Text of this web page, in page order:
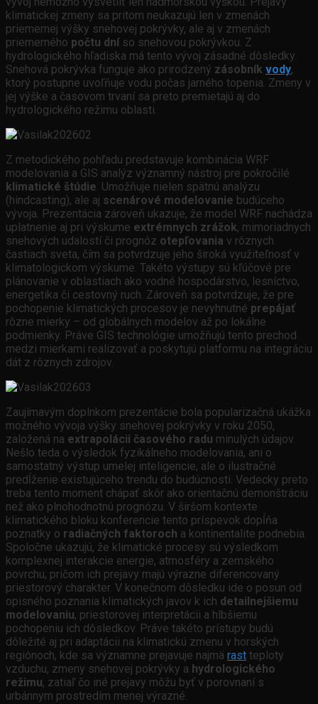
klimatickej zmeny sa pritom neukazujú len v zmenách
priemernej výšky snehovej pokrývky, ale aj v zmenách
priemerného počtu dníso snehovou pokrývkou. Z
hydrologického hľadiska má tento vývoj zásadné dôsledky.
Snehová pokrývka funguje ako prirodzený zásobník vody,
ktorý postupne uvoľňuje vodu počas jarného topenia. Zmeny v
jej výške a časovom trvaní sa preto premietajú aj do
hydrologického režimu oblasti.
Z metodického pohľadu predstavuje kombinácia WRF
modelovania a GIS analýz významný nástroj pre pokročilé
klimatické štúdie. Umožňuje nielen spätnú analýzu
(hindcasting), ale aj scenárové modelovanie budúceho
vývoja. Prezentácia zároveň ukazuje, že model WRF nachádza
uplatnenie aj pri výskume extrémnych zrážok, mimoriadnych
snehových udalostí či prognóz otepľovania v rôznych
častiach sveta, čím sa potvrdzuje jeho široká využiteľnosť v
klimatologickom výskume. Takéto výstupy sú kľúčové pre
plánovanie v oblastiach ako vodné hospodárstvo, lesníctvo,
energetika či cestovný ruch. Zároveň sa potvrdzuje, že pre
pochopenie klimatických procesov je nevyhnutné prepájať
rôzne mierky – od globálnych modelov až po lokálne
podmienky. Práve GIS technológie umožňujú tento prechod
medzi mierkami realizovať a poskytujú platformu na integráciu
dát z rôznych zdrojov.
Zaujímavým doplnkom prezentácie bola popularizačná ukážka
možného vývoja výšky snehovej pokrývky v roku 2050,
založená na extrapolácii časového radu minulých údajov.
Nešlo teda o výsledok fyzikálneho modelovania, ani o
samostatný výstup umelej inteligencie, ale o ilustračné
predĺženie existujúceho trendu do budúcnosti. Vedecky preto
treba tento moment chápať skôr ako orientačnú demonštráciu
než ako plnohodnotnú prognózu. V širšom kontexte
klimatického bloku konferencie tento príspevok dopĺňa
poznatky o radiačných faktoroch a kontinentalite podnebia.
Spoločne ukazujú, že klimatické procesy sú výsledkom
komplexnej interakcie energie, atmosféry a zemského
povrchu, pričom ich prejavy majú výrazne diferencovaný
priestorový charakter. V konečnom dôsledku ide o posun od
opisného poznania klimatických javov k ich detailnejšiemu
modelovaniu, priestorovej interpretácii a hlbšiemu
pochopeniu ich dôsledkov. Práve takéto prístupy budú
dôležité aj pri adaptácii na klimatickú zmenu v horských
regiónoch, kde sa významne prejavuje najmä rast teploty
vzduchu, zmeny snehovej pokrývky a hydrologického
režimu, zatiaľ čo iné prejavy môžu byť v porovnaní s
urbánnym prostredím menej výrazné.